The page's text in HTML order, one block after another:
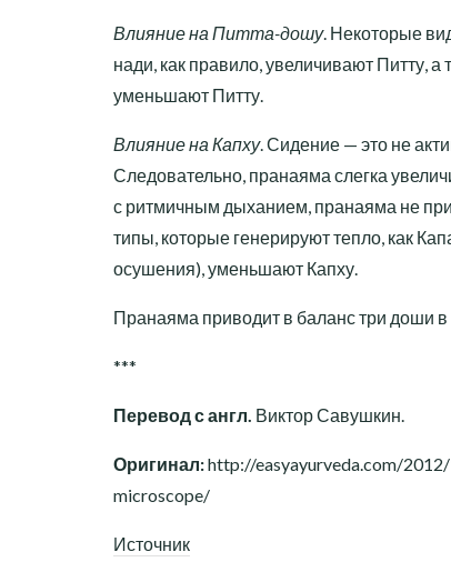
Влияние на Питта-дошу. Некоторые
нади, как правило, увеличивают Питту,
уменьшают Питту.
Влияние на Капху. Сидение — это не
Следовательно, пранаяма слегка
с ритмичным дыханием, пранаяма не
типы, которые генерируют тепло, как
осушения), уменьшают Капху.
Пранаяма приводит в баланс три доши
***
Перевод с англ. Виктор Савушкин.
Оригинал:http://easyayurveda.com/
microscope/
Источник